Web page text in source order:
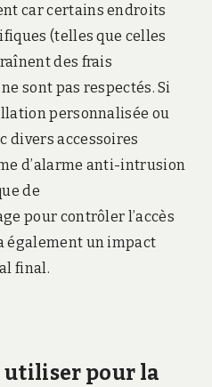
car certains endroits
(telles que celles
des frais
sont pas respectés. Si
personnalisée ou
divers accessoires
d’alarme anti-intrusion
de
pour contrôler l’accès
également un impact
final.
utiliser pour la